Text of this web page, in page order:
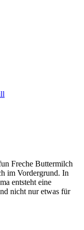
Freche Buttermilch
im Vordergrund. In
entsteht eine
nicht nur etwas für